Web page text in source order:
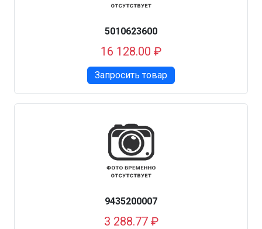
5010623600
16 128.00 ₽
Запросить товар
9435200007
3 288.77 ₽